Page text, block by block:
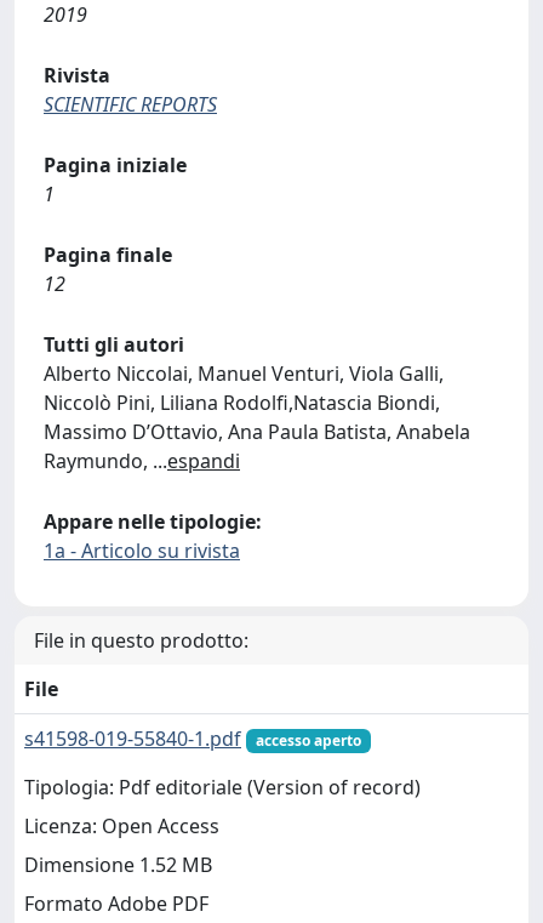
2019
Rivista
SCIENTIFIC REPORTS
Pagina iniziale
1
Pagina finale
12
Tutti gli autori
Alberto Niccolai, Manuel Venturi, Viola Galli,
Niccolò Pini, Liliana Rodolfi,Natascia Biondi,
Massimo D’Ottavio, Ana Paula Batista, Anabela
Raymundo, ...espandi
Appare nelle tipologie:
1a - Articolo su rivista
File in questo prodotto:
File
s41598-019-55840-1.pdf
accesso aperto
Tipologia: Pdf editoriale (Version of record)
Licenza: Open Access
Dimensione 1.52 MB
Formato Adobe PDF